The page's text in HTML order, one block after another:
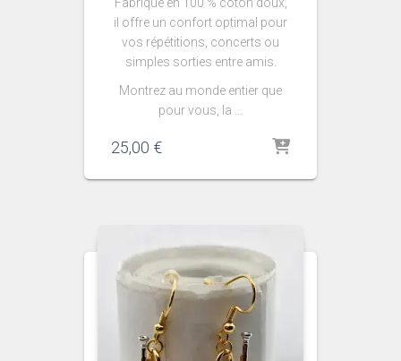
il offre un confort optimal pour
vos répétitions, concerts ou
simples sorties entre amis.
Montrez au monde entier que
pour vous, la …
25,00 €